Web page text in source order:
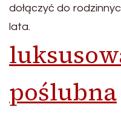
dołączyć do
lata.
poślubna